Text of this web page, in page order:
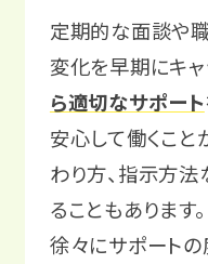
定期的な面談や
変化を早期にキャ
ら適切なサポート
安心して働くこ
わり方、指示方
ることもあります。
徐々にサポートの